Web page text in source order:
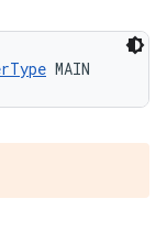
MAIN